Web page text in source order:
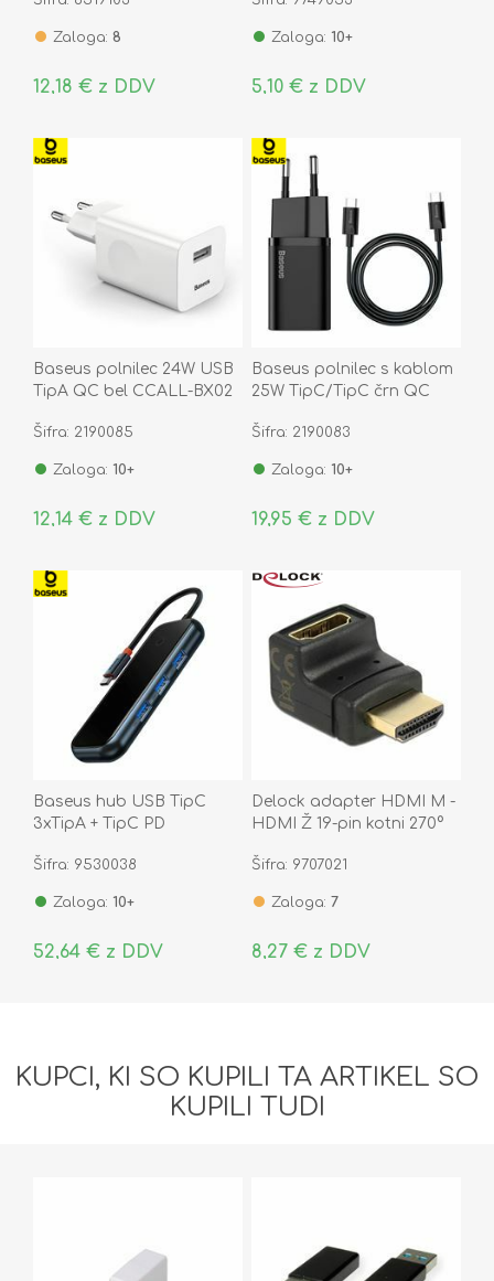
Zaloga: 8
12,18 € z DDV
Zaloga: 10+
5,10 € z DDV
Baseus polnilec 24W USB
TipA QC bel CCALL-BX02
Šifra: 2190085
Zaloga: 10+
12,14 € z DDV
Baseus polnilec s kablom
25W TipC/TipC črn QC
Šifra: 2190083
Zaloga: 10+
19,95 € z DDV
Baseus hub USB TipC
3xTipA + TipC PD
Šifra: 9530038
Zaloga: 10+
52,64 € z DDV
Delock adapter HDMI M -
HDMI Ž 19-pin kotni 270°
Šifra: 9707021
Zaloga: 7
8,27 € z DDV
KUPCI, KI SO KUPILI TA ARTIKEL SO
KUPILI TUDI